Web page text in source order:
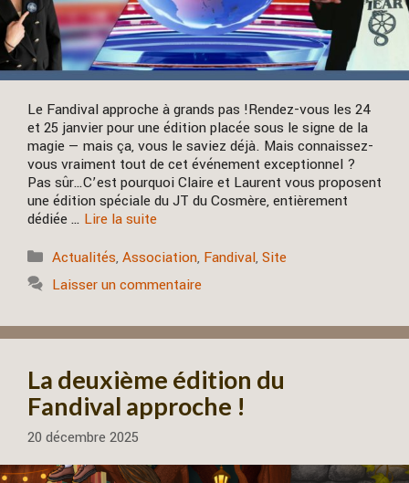
Le Fandival approche à grands pas !Rendez-vous les 24
et 25 janvier pour une édition placée sous le signe de la
magie — mais ça, vous le saviez déjà. Mais connaissez-
vous vraiment tout de cet événement exceptionnel ?
Pas sûr…C’est pourquoi Claire et Laurent vous proposent
une édition spéciale du JT du Cosmère, entièrement
dédiée … Lire la suite
Catégories
Actualités,Association, Fandival,Site
Laisser un commentaire
La deuxième édition du
Fandival approche !
20 décembre 2025